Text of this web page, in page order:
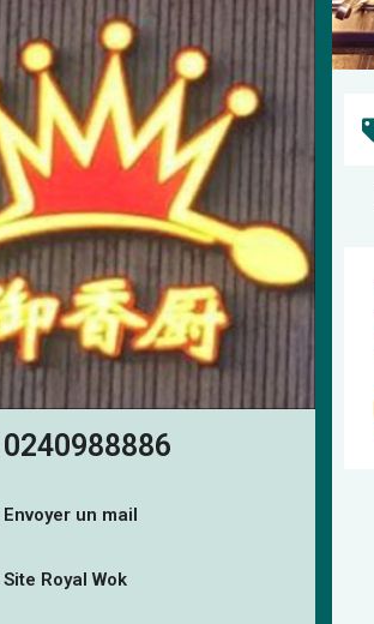
0240988886
Envoyer un mail
Site Royal Wok